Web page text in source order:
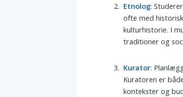
Etnolog:
ofte med
kulturhistorie. I
traditioner og
Kurator:
Kuratoren er
kontekster og